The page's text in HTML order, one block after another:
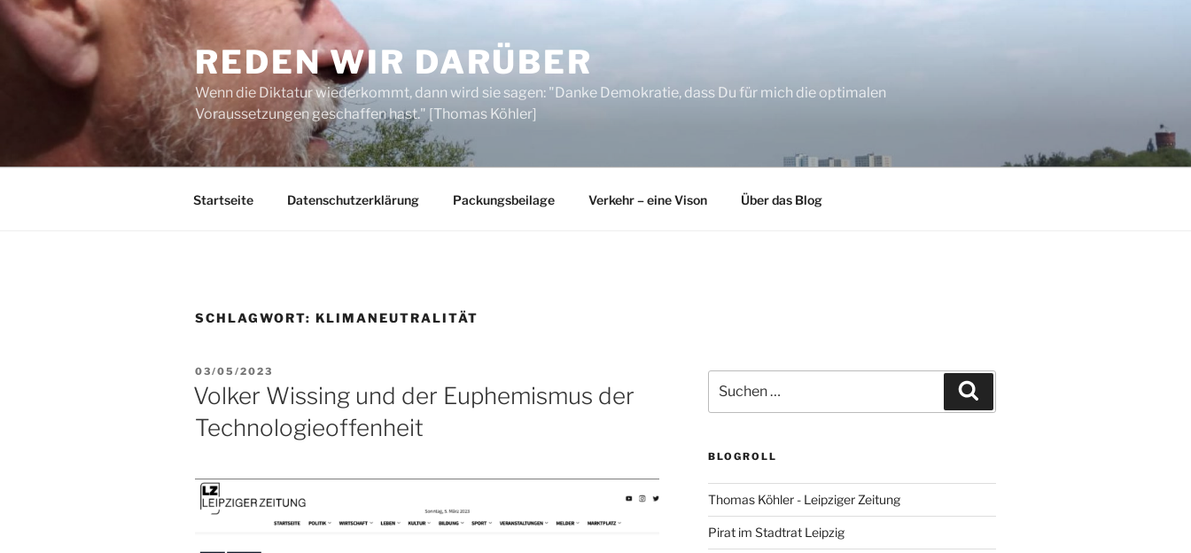
Zum
Inhalt
springen
REDEN WIR DARÜBER
Wenn die Diktatur wiederkommt, dann wird sie sagen: "Danke Demokratie, dass Du für mich die optimalen
Voraussetzungen geschaffen hast." [Thomas Köhler]
Startseite Datenschutzerklärung Packungsbeilage Verkehr – eine Vison Über das Blog
SCHLAGWORT: KLIMANEUTRALITÄT
VERÖFFENTLICHT
AM
03/05/2023
Volker Wissing und der Euphemismus der
Technologieoffenheit
nach:
BLOGROLL
Thomas Köhler - Leipziger Zeitung
Pirat im Stadtrat Leipzig